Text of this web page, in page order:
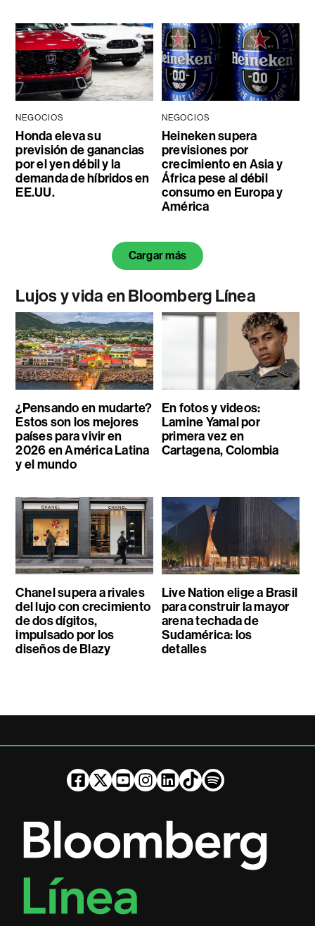
NEGOCIOS
Honda eleva su
previsión de ganancias
por el yen débil y la
demanda de híbridos en
EE.UU.
NEGOCIOS
Heineken supera
previsiones por
crecimiento en Asia y
África pese al débil
consumo en Europa y
América
Cargar más
Lujos y vida en Bloomberg Línea
¿Pensando en mudarte?
Estos son los mejores
países para vivir en
2026 en América Latina
y el mundo
En fotos y videos:
Lamine Yamal por
primera vez en
Cartagena, Colombia
Chanel supera a rivales
del lujo con crecimiento
de dos dígitos,
impulsado por los
diseños de Blazy
Live Nation elige a Brasil
para construir la mayor
arena techada de
Sudamérica: los
detalles